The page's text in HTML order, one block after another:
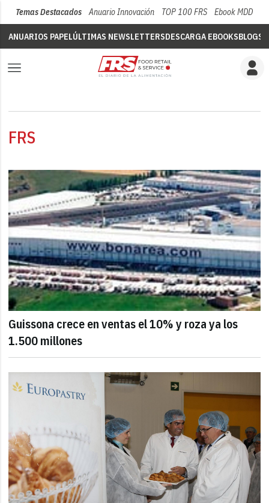
Temas Destacados Anuario Innovación TOP 100 FRS Ebook MDD
ANUARIOS PAPELÚLTIMAS NEWSLETTERSDESCARGA EBOOKSBLOGS
FRS
Guissona crece en ventas el 10% y roza ya los
1.500 millones